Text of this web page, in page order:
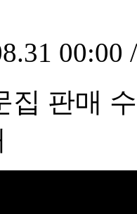
00:00
집 판매